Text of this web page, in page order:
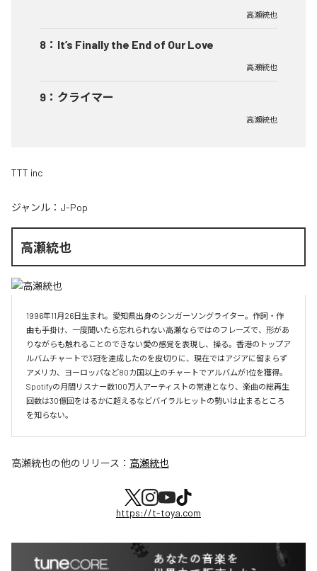
高瀬統也
8 ： It’s Finally the End of Our Love
高瀬統也
9 ： クライマー
高瀬統也
TTT inc
ジャンル： J-Pop
高瀬統也
1996年11月26日生まれ。愛知県出身のシンガーソングライター。作詞・作
曲も手掛け、一度聞いたら忘れられない高瀬ならではのフレーズで、形があ
りながらも触れることのできない愛の感覚を表現し、操る。香港のトップア
ルバムチャートで3冠を達成したのを皮切りに、現在ではアジアに留まらず
アメリカ、ヨーロッパなど80カ国以上のチャートでアルバムが1位を獲得。
Spotifyの月間リスナー数100万人アーティストの常連となり、楽曲の総再生
回数は30億回をはるかに超えるなどバイラルヒットの勢いは止まるところ
を知らない。
高瀬統也の他のリリース： 高瀬統也
https://t-toya.com